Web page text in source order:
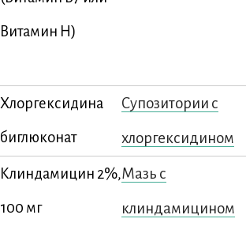
Витамин Н)
Хлоргексидина
биглюконат
Супозитории с
хлоргексидином
Клиндамицин 2%,
100 мг
Мазь с
клиндамицином